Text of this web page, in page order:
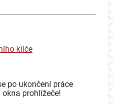
klíče
po ukončení práce
prohlížeče!